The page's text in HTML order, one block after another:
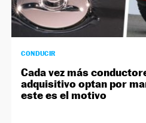
CONDUCIR
Cada vez más
adquisitivo optan por
este es el motivo